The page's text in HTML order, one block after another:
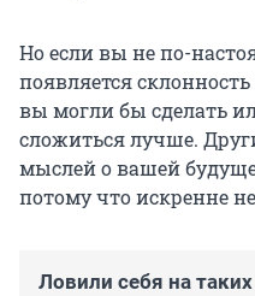
Но если вы не по-
появляется
вы могли бы сделать
сложиться лучше.
мыслей о вашей
потому что искренне
Ловили себя на